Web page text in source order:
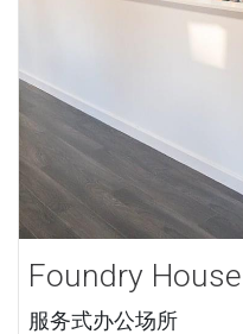
Foundry House
服务式办公场所